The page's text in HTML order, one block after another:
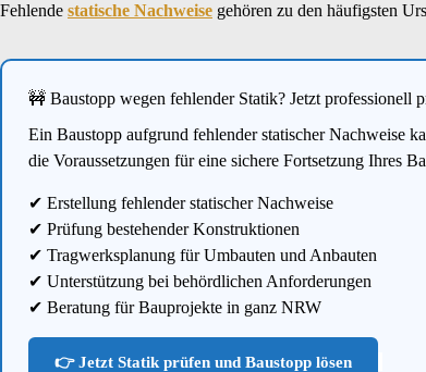
Fehlende statische Nachweise gehören zu den häufigsten
🚧 Baustopp wegen fehlender Statik? Jetzt professionell
Ein Baustopp aufgrund fehlender statischer Nachweise
die Voraussetzungen für eine sichere Fortsetzung Ihres
✔ Erstellung fehlender statischer Nachweise
✔ Prüfung bestehender Konstruktionen
✔ Tragwerksplanung für Umbauten und Anbauten
✔ Unterstützung bei behördlichen Anforderungen
✔ Beratung für Bauprojekte in ganz NRW
👉 Jetzt Statik prüfen und Baustopp lösen